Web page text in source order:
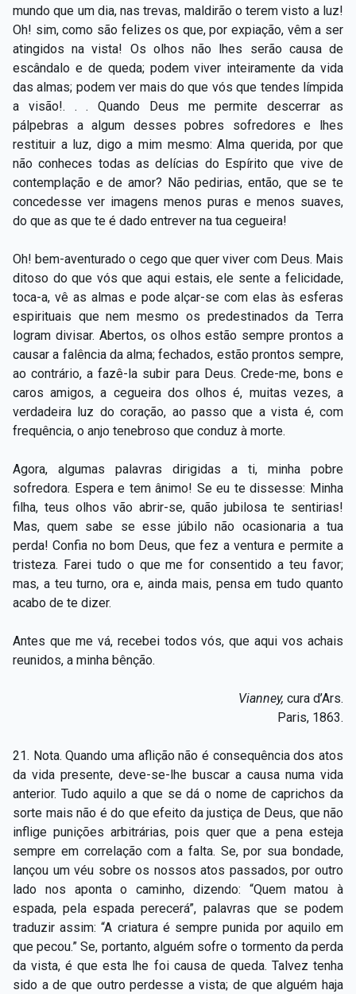
mundo que um dia, nas trevas, maldirão o terem visto a luz!
Oh! sim, como são felizes os que, por expiação, vêm a ser
atingidos na vista! Os olhos não lhes serão causa de
escândalo e de queda; podem viver inteiramente da vida
das almas; podem ver mais do que vós que tendes límpida
a visão!. . . Quando Deus me permite descerrar as
pálpebras a algum desses pobres sofredores e lhes
restituir a luz, digo a mim mesmo: Alma querida, por que
não conheces todas as delícias do Espírito que vive de
contemplação e de amor? Não pedirias, então, que se te
concedesse ver imagens menos puras e menos suaves,
do que as que te é dado entrever na tua cegueira!
Oh! bem-aventurado o cego que quer viver com Deus. Mais
ditoso do que vós que aqui estais, ele sente a felicidade,
toca-a, vê as almas e pode alçar-se com elas às esferas
espirituais que nem mesmo os predestinados da Terra
logram divisar. Abertos, os olhos estão sempre prontos a
causar a falência da alma; fechados, estão prontos sempre,
ao contrário, a fazê-la subir para Deus. Crede-me, bons e
caros amigos, a cegueira dos olhos é, muitas vezes, a
verdadeira luz do coração, ao passo que a vista é, com
frequência, o anjo tenebroso que conduz à morte.
Agora, algumas palavras dirigidas a ti, minha pobre
sofredora. Espera e tem ânimo! Se eu te dissesse: Minha
filha, teus olhos vão abrir-se, quão jubilosa te sentirias!
Mas, quem sabe se esse júbilo não ocasionaria a tua
perda! Confia no bom Deus, que fez a ventura e permite a
tristeza. Farei tudo o que me for consentido a teu favor;
mas, a teu turno, ora e, ainda mais, pensa em tudo quanto
acabo de te dizer.
Antes que me vá, recebei todos vós, que aqui vos achais
reunidos, a minha bênção.
Vianney, cura d’Ars.
Paris, 1863.
21. Nota. Quando uma aflição não é consequência dos atos
da vida presente, deve-se-lhe buscar a causa numa vida
anterior. Tudo aquilo a que se dá o nome de caprichos da
sorte mais não é do que efeito da justiça de Deus, que não
inflige punições arbitrárias, pois quer que a pena esteja
sempre em correlação com a falta. Se, por sua bondade,
lançou um véu sobre os nossos atos passados, por outro
lado nos aponta o caminho, dizendo: “Quem matou à
espada, pela espada perecerá”, palavras que se podem
traduzir assim: “A criatura é sempre punida por aquilo em
que pecou.” Se, portanto, alguém sofre o tormento da perda
da vista, é que esta lhe foi causa de queda. Talvez tenha
sido a de que outro perdesse a vista; de que alguém haja